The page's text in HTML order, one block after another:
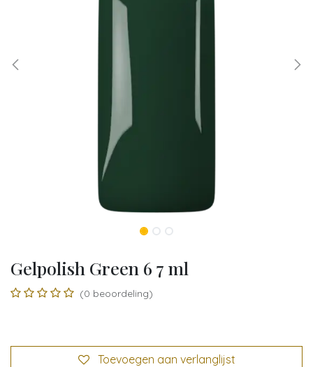
Gelpolish Green 6 7 ml
(0 beoordeling)
Toevoegen aan verlanglijst